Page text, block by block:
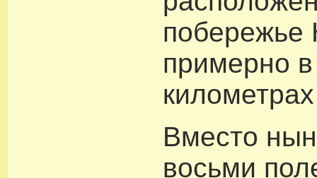
побережье
примерно
Вместо
восьми